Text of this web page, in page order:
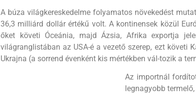
A búza világkereskedelme folyama­tos növekedést
36,3 milliárd dollár értékű volt. A kontinensek közül
őket követi Óceá­nia, majd Ázsia, Afrika exportja
világranglistában az USA-é a vezető szerep, ezt követi
Ukrajna (a sorrend évenként kis mértékben vál-tozik a
Az importnál
legnagyobb